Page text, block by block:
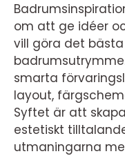
om att ge idéer
vill göra det
smarta
layout,
Syftet är att
estetiskt
utmaningarna